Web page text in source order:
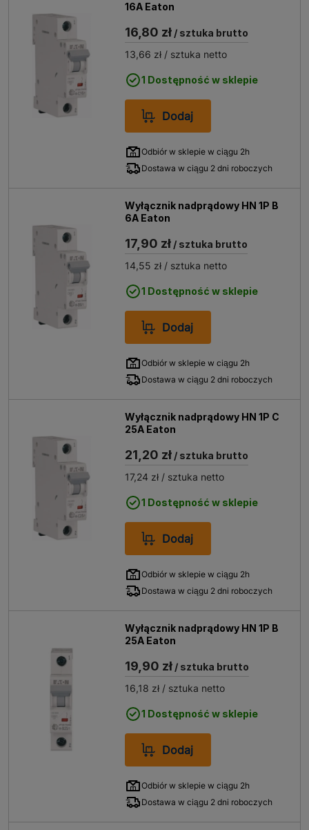
16A Eaton
16,80 zł / sztuka brutto
13,66 zł / sztuka netto
1 Dostępność w sklepie
Dodaj
Odbiór w sklepie w ciągu 2h
Dostawa w ciągu 2 dni roboczych
Wyłącznik nadprądowy HN 1P B
6A Eaton
17,90 zł / sztuka brutto
14,55 zł / sztuka netto
1 Dostępność w sklepie
Dodaj
Odbiór w sklepie w ciągu 2h
Dostawa w ciągu 2 dni roboczych
Wyłącznik nadprądowy HN 1P C
25A Eaton
21,20 zł / sztuka brutto
17,24 zł / sztuka netto
1 Dostępność w sklepie
Dodaj
Odbiór w sklepie w ciągu 2h
Dostawa w ciągu 2 dni roboczych
Wyłącznik nadprądowy HN 1P B
25A Eaton
19,90 zł / sztuka brutto
16,18 zł / sztuka netto
1 Dostępność w sklepie
Dodaj
Odbiór w sklepie w ciągu 2h
Dostawa w ciągu 2 dni roboczych